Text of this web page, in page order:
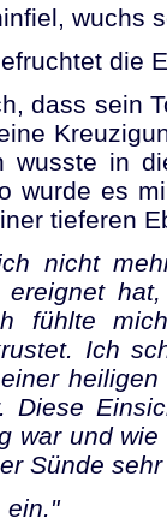
wuchs
die
dass sein
wusste in
wurde es
tieferen
nicht
fühlte
Ich
Diese
war und
Sünde
ein."